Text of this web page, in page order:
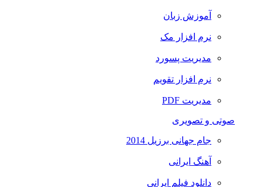
آموزش زبان
نرم افزار مک
مدیریت پسورد
نرم افزار تقویم
مدیریت PDF
صوتی و تصویری
جام جهانی برزیل 2014
آهنگ ایرانی
دانلود فیلم ایرانی